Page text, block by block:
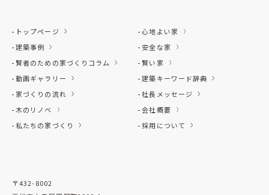
トップページ
建築事例
賢者のための家づくりコラム
動画ギャラリー
家づくりの流れ
木のリノベ
私たちの家づくり
心地よい家
安全な家
賢い家
建築キーワード辞典
社長メッセージ
会社概要
採用について
〒432-8002